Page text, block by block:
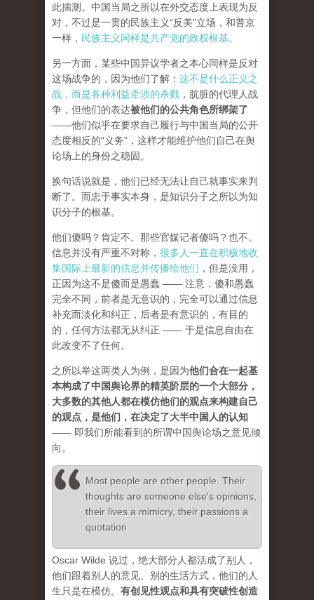
此揣测。中国当局之所以在外交态度上表现为反
对，不过是一贯的民族主义“反美”立场，和普京
一样， 民族主义同样是共产党的政权根基。
另一方面，某些中国异议学者之本心同样是反对
这场战争的，因为他们了解： 这不是什么正义之
战，而是各种利益牵涉的杀戮 ，肮脏的代理人战
争，但他们的表达被他们的公共角色所绑架了
——他们似乎在要求自己履行与中国当局的公开
态度相反的“义务”，这样才能维护他们自己在舆
论场上的身份之稳固。
换句话说就是，他们已经无法让自己就事实来判
断了。而忠于事实本身，是知识分子之所以为知
识分子的根基。
他们傻吗？肯定不。那些官媒记者傻吗？也不。
信息并没有严重不对称， 很多人一直在积极地收
集国际上最新的信息并传播给他们 ，但是没用，
正因为这不是傻而是愚蠢 —— 注意，傻和愚蠢
完全不同，前者是无意识的，完全可以通过信息
补充而淡化和纠正，后者是有意识的，有目的
的，任何方法都无从纠正 —— 于是信息自由在
此改变不了任何。
之所以举这两类人为例，是因为他们合在一起基
本构成了中国舆论界的精英阶层的一个大部分，
大多数的其他人都在模仿他们的观点来构建自己
的观点，是他们，在决定了大半中国人的认知
—— 即我们所能看到的所谓中国舆论场之意见倾
向。
Most people are other people. Their
thoughts are someone else's opinions,
their lives a mimicry, their passions a
quotation
Oscar Wilde 说过，绝大部分人都活成了别人，
他们跟着别人的意见、别的生活方式，他们的人
生只是在模仿。 有创见性观点和具有突破性创造